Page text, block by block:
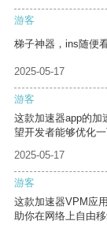
游客
梯子神器，ins随便
2025-05-17
游客
这款加速器app的加
望开发者能够优化一
2025-05-17
游客
这款加速器VPM应
助你在网络上自由移